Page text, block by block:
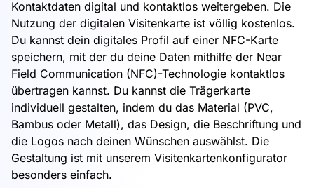
Kontaktdaten digital und kontaktlos weitergeben. Die
Nutzung der digitalen Visitenkarte ist völlig kostenlos.
Du kannst dein digitales Profil auf einer NFC-Karte
speichern, mit der du deine Daten mithilfe der Near
Field Communication (NFC)-Technologie kontaktlos
übertragen kannst. Du kannst die Trägerkarte
individuell gestalten, indem du das Material (PVC,
Bambus oder Metall), das Design, die Beschriftung und
die Logos nach deinen Wünschen auswählst. Die
Gestaltung ist mit unserem Visitenkartenkonfigurator
besonders einfach.